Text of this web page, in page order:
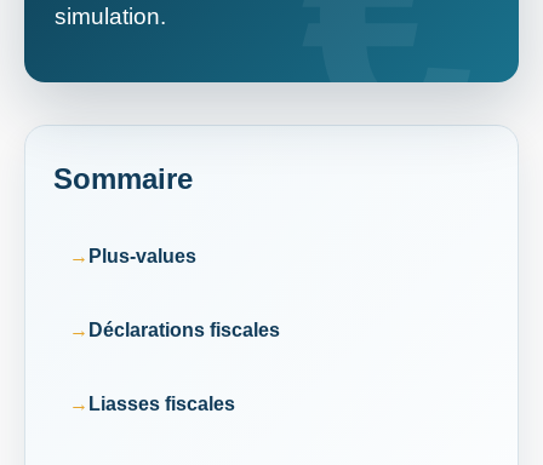
simulation.
Sommaire
Plus-values
Déclarations fiscales
Liasses fiscales